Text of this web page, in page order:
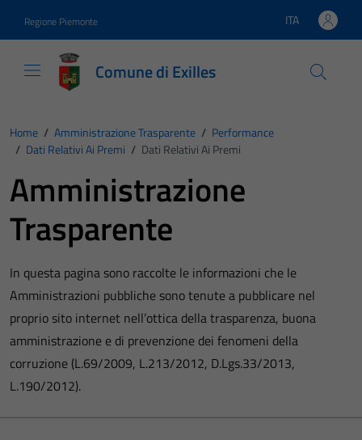
Regione Piemonte Lingua attiva:
ITA
Comune di Exilles
Home / Amministrazione Trasparente / Performance
/ Dati Relativi Ai Premi / Dati Relativi Ai Premi
Amministrazione
Trasparente
In questa pagina sono raccolte le informazioni che le
Amministrazioni pubbliche sono tenute a pubblicare nel
proprio sito internet nell’ottica della trasparenza, buona
amministrazione e di prevenzione dei fenomeni della
corruzione (L.69/2009, L.213/2012, D.Lgs.33/2013,
L.190/2012).